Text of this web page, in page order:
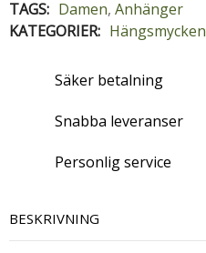
TAGS: Damen, Anhänger
KATEGORIER: Hängsmycken
Säker betalning
Snabba leveranser
Personlig service
BESKRIVNING